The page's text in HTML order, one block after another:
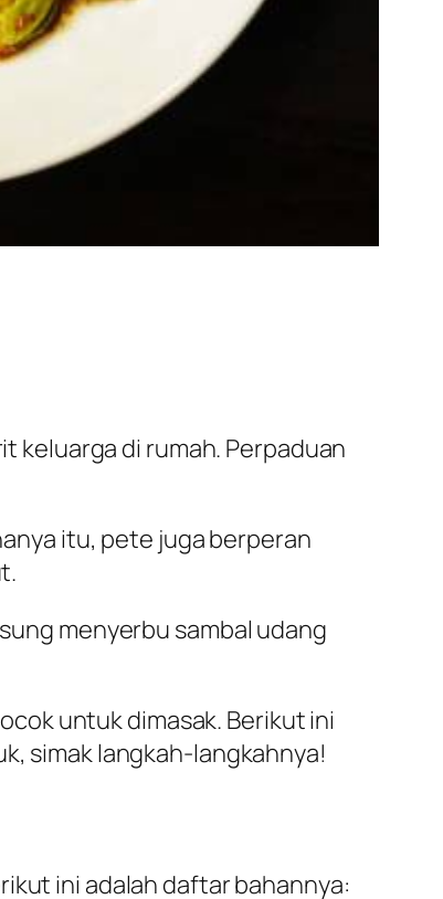
keluarga di rumah. Perpaduan
itu, pete juga berperan
menyerbu sambal udang
untuk dimasak. Berikut ini
simak langkah-langkahnya!
ini adalah daftar bahannya: